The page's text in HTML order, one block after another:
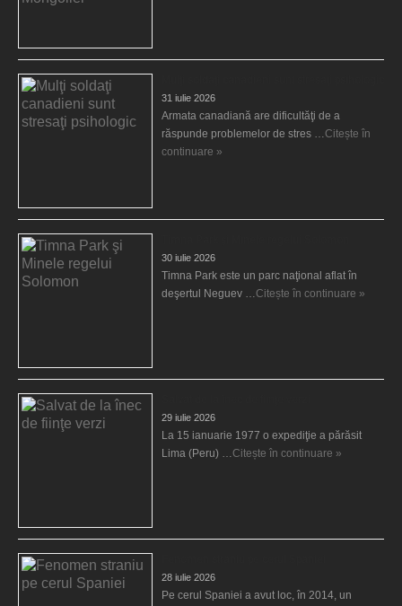
31 iulie 2026
Armata canadiană are dificultăţi de a
răspunde problemelor de stres …Citește în
continuare »
30 iulie 2026
Timna Park este un parc naţional aflat în
deşertul Neguev …Citește în continuare »
29 iulie 2026
La 15 ianuarie 1977 o expediţie a părăsit
Lima (Peru) …Citește în continuare »
28 iulie 2026
Pe cerul Spaniei a avut loc, în 2014, un